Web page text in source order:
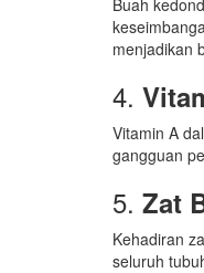
Buah
menjadikan
4.
Vitamin A
gangguan
5. Zat
Kehadiran
seluruh